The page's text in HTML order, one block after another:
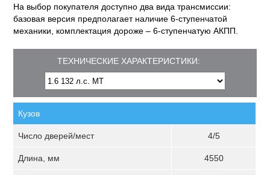
На выбор покупателя доступно два вида трансмиссии:
базовая версия предполагает наличие 6-ступенчатой
механики, комплектация дороже – 6-ступенчатую АКПП.
ТЕХНИЧЕСКИЕ ХАРАКТЕРИСТИКИ:
Кузов
Число дверей/мест 4/5
Длина, мм 4550